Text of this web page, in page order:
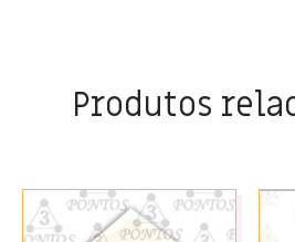
Produtos